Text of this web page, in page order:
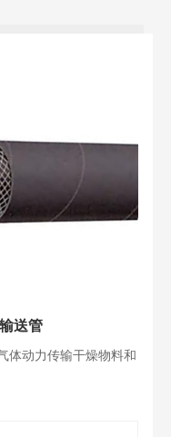
送管
体动力传输干燥物料和